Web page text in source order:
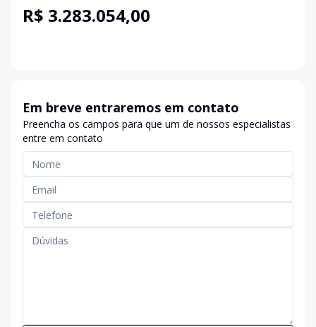
R$ 3.283.054,00
Em breve entraremos em contato
Preencha os campos para que um de nossos especialistas
entre em contato